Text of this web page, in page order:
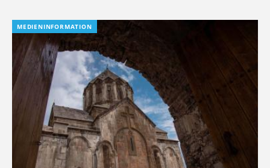
MEDIENINFORMATION